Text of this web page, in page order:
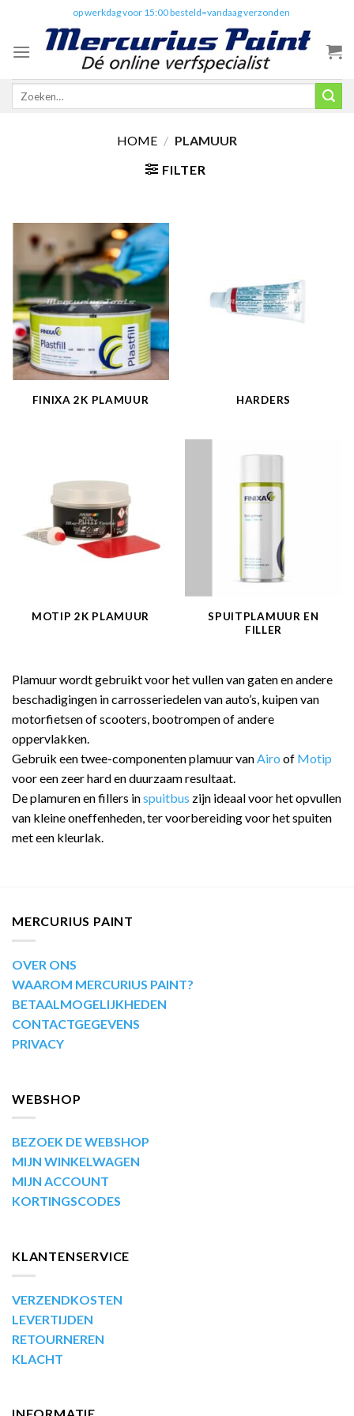
content
op werkdag voor 15:00 besteld=vandaag verzonden
Zoeken
HOME / PLAMUUR
FILTER
FINIXA 2K PLAMUUR HARDERS
MOTIP 2K PLAMUUR
SPUITPLAMUUR EN
FILLER
Plamuur wordt gebruikt voor het vullen van gaten en andere
beschadigingen in carrosseriedelen van auto’s, kuipen van
motorfietsen of scooters, bootrompen of andere
oppervlakken.
Gebruik een twee-componenten plamuur van Airo of Motip
voor een zeer hard en duurzaam resultaat.
De plamuren en fillers inspuitbus zijn ideaal voor het opvullen
van kleine oneffenheden, ter voorbereiding voor het spuiten
met een kleurlak.
MERCURIUS PAINT
OVER ONS
WAAROM MERCURIUS PAINT?
BETAALMOGELIJKHEDEN
CONTACTGEGEVENS
PRIVACY
WEBSHOP
BEZOEK DE WEBSHOP
MIJN WINKELWAGEN
MIJN ACCOUNT
KORTINGSCODES
KLANTENSERVICE
VERZENDKOSTEN
LEVERTIJDEN
RETOURNEREN
KLACHT